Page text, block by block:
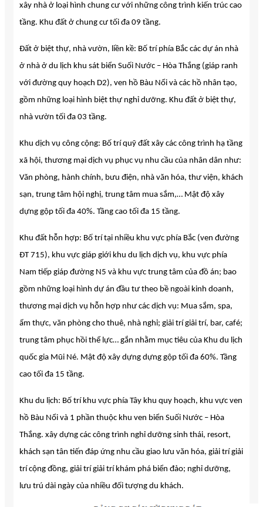
xây nhà ở loại hình chung cư với những công trình kiến trúc cao
tầng. Khu đất ở chung cư tối đa 09 tầng.
Đất ở biệt thự, nhà vườn, liền kề: Bố trí phía Bắc các dự án nhà
ở nhà ở du lịch khu sát biển Suối Nước – Hòa Thắng (giáp ranh
với đường quy hoạch D2), ven hồ Bàu Nổi và các hồ nhân tạo,
gồm những loại hình biệt thự nghỉ dưỡng. Khu đất ở biệt thự,
nhà vườn tối đa 03 tầng.
Khu dịch vụ công cộng: Bố trí quỹ đất xây các công trình hạ tầng
xã hội, thương mại dịch vụ phục vụ nhu cầu của nhân dân như:
Văn phòng, hành chính, bưu điện, nhà văn hóa, thư viện, khách
sạn, trung tâm hội nghị, trung tâm mua sắm,… Mật độ xây
dựng gộp tối đa 40%. Tầng cao tối đa 15 tầng.
Khu đất hỗn hợp: Bố trí tại nhiều khu vực phía Bắc (ven đường
ĐT 715), khu vực giáp giới khu du lịch dịch vụ, khu vực phía
Nam tiếp giáp đường N5 và khu vực trung tâm của đồ án; bao
gồm những loại hình dự án đầu tư theo bề ngoài kinh doanh,
thương mại dịch vụ hỗn hợp như các dịch vụ: Mua sắm, spa,
ẩm thực, văn phòng cho thuê, nhà nghỉ; giải trí giải trí, bar, café;
trung tâm phục hồi thể lực… gắn nhằm mục tiêu của Khu du lịch
quốc gia Mũi Né. Mật độ xây dựng dựng gộp tối đa 60%. Tầng
cao tối đa 15 tầng.
Khu du lịch: Bố trí khu vực phía Tây khu quy hoạch, khu vực ven
hồ Bàu Nổi và 1 phần thuộc khu ven biển Suối Nước – Hòa
Thắng. xây dựng các công trình nghỉ dưỡng sinh thái, resort,
khách sạn tân tiến đáp ứng nhu cầu giao lưu văn hóa, giải trí giải
trí cộng đồng, giải trí giải trí khám phá biển đảo; nghỉ dưỡng,
lưu trú dài ngày của nhiều đối tượng du khách.